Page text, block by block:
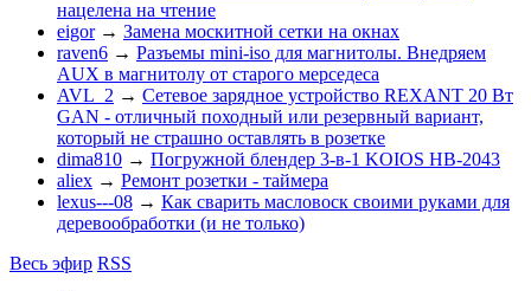
нацелена на чтение
eigor → Замена москитной сетки на окнах
raven6 → Разъемы mini-iso для магнитолы. Внедряем
AUX в магнитолу от старого мерседеса
AVL_2 → Сетевое зарядное устройство REXANT 20 Вт
GAN - отличный походный или резервный вариант,
который не страшно оставлять в розетке
dima810 → Погружной блендер 3-в-1 KOIOS HB-2043
aliex → Ремонт розетки - таймера
lexus---08 → Как сварить масловоск своими руками для
деревообработки (и не только)
Весь эфир RSS